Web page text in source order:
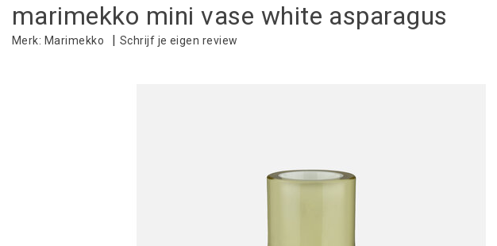
marimekko mini vase white asparagus
Merk: Marimekko | Schrijf je eigen review